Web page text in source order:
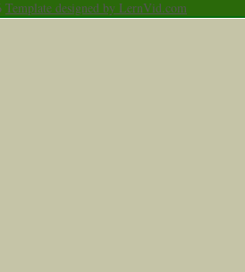
Template designed by LernVid.com